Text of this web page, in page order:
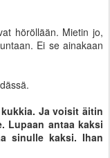
höröllään. Mietin jo,
Ei se ainakaan
Ja voisit äitin
Lupaan antaa kaksi
sinulle kaksi. Ihan